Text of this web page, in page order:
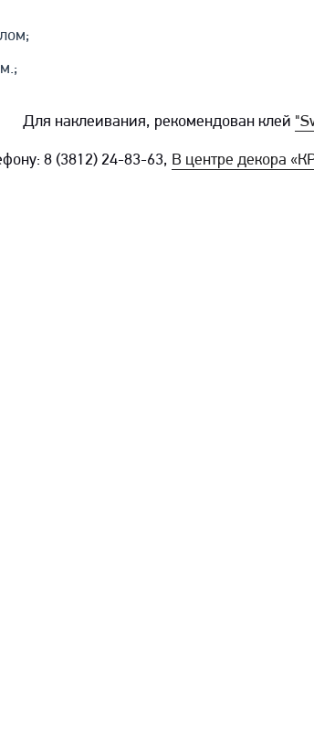
Для наклеивания, рекомендован клей
8 (3812) 24-83-63, В центре декора